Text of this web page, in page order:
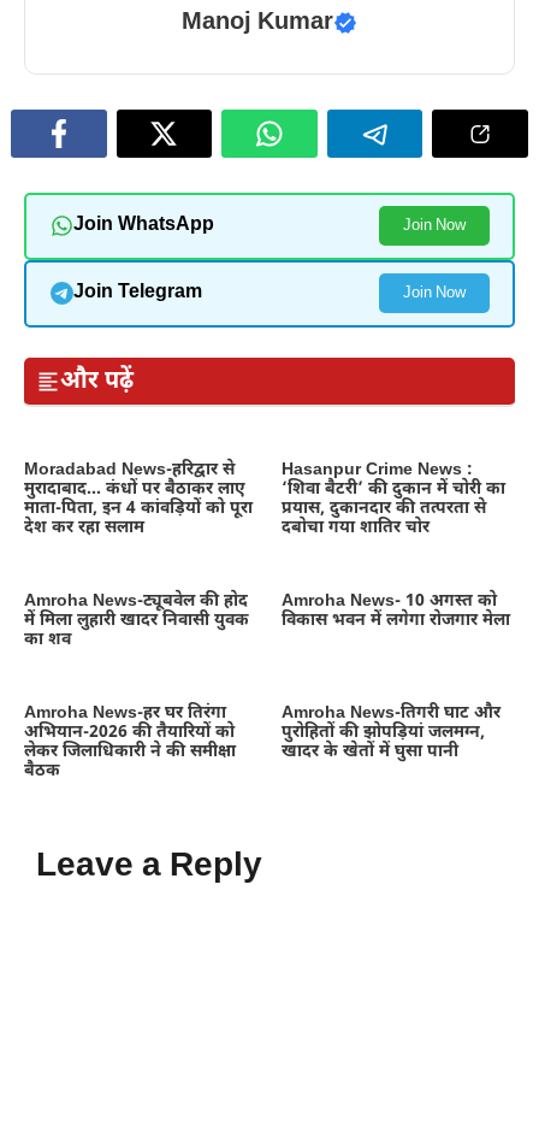
Manoj Kumar
Join WhatsApp Join Now
Join Telegram Join Now
और पढ़ें
Moradabad News-हरिद्वार से
मुरादाबाद… कंधों पर बैठाकर लाए
माता-पिता, इन 4 कांवड़ियों को पूरा
देश कर रहा सलाम
Hasanpur Crime News :
‘शिवा बैटरी’ की दुकान में चोरी का
प्रयास, दुकानदार की तत्परता से
दबोचा गया शातिर चोर
Amroha News-ट्यूबवेल की होद
में मिला लुहारी खादर निवासी युवक
का शव
Amroha News- 10 अगस्त को
विकास भवन में लगेगा रोजगार मेला
Amroha News-हर घर तिरंगा
अभियान-2026 की तैयारियों को
लेकर जिलाधिकारी ने की समीक्षा
बैठक
Amroha News-तिगरी घाट और
पुरोहितों की झोपड़ियां जलमग्न,
खादर के खेतों में घुसा पानी
Leave a Reply